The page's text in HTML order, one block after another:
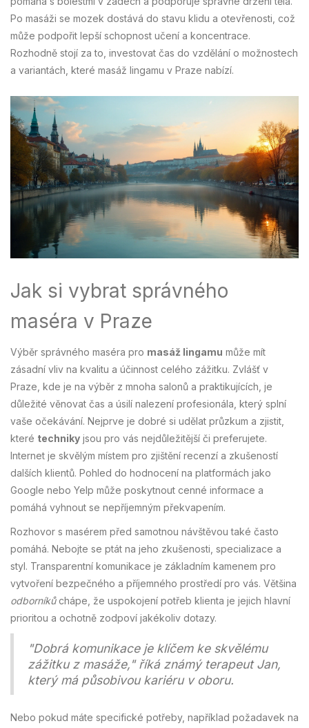
Po masáži se mozek dostává do stavu klidu a otevřenosti, což
může podpořit lepší schopnost učení a koncentrace.
Rozhodně stojí za to, investovat čas do vzdělání o možnostech
a variantách, které masáž lingamu v Praze nabízí.
Jak si vybrat správného
maséra v Praze
Výběr správného maséra pro masáž lingamu může mít
zásadní vliv na kvalitu a účinnost celého zážitku. Zvlášť v
Praze, kde je na výběr z mnoha salonů a praktikujících, je
důležité věnovat čas a úsilí nalezení profesionála, který splní
vaše očekávání. Nejprve je dobré si udělat průzkum a zjistit,
které techniky jsou pro vás nejdůležitější či preferujete.
Internet je skvělým místem pro zjištění recenzí a zkušeností
dalších klientů. Pohled do hodnocení na platformách jako
Google nebo Yelp může poskytnout cenné informace a
pomáhá vyhnout se nepříjemným překvapením.
Rozhovor s masérem před samotnou návštěvou také často
pomáhá. Nebojte se ptát na jeho zkušenosti, specializace a
styl. Transparentní komunikace je základním kamenem pro
vytvoření bezpečného a příjemného prostředí pro vás. Většina
odborníkůchápe, že uspokojení potřeb klienta je jejich hlavní
prioritou a ochotně zodpoví jakékoliv dotazy.
"Dobrá komunikace je klíčem ke skvělému
zážitku z masáže," říká známý terapeut Jan,
který má působivou kariéru v oboru.
Nebo pokud máte specifické potřeby, například požadavek na